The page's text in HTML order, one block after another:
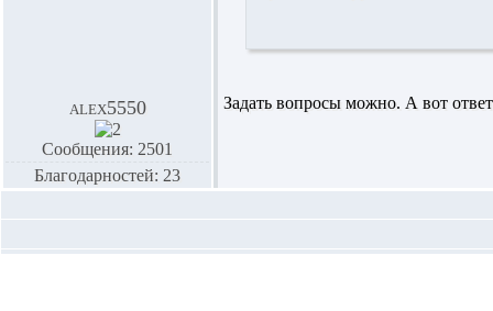
alex5550
Сообщения: 2501
Благодарностей: 23
Задать вопросы можно. А вот